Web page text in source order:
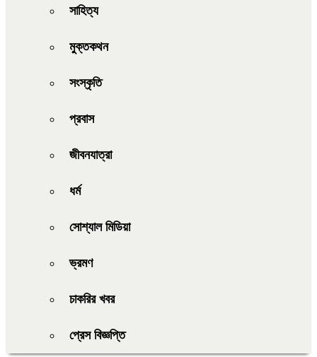
সাহিত্য
মুক্তকথন
সংস্কৃতি
প্রবাস
জীবনযাত্রা
ধর্ম
সোশ্যাল মিডিয়া
ভ্রমণ
চাকরির খবর
প্রেস বিজ্ঞপ্তি